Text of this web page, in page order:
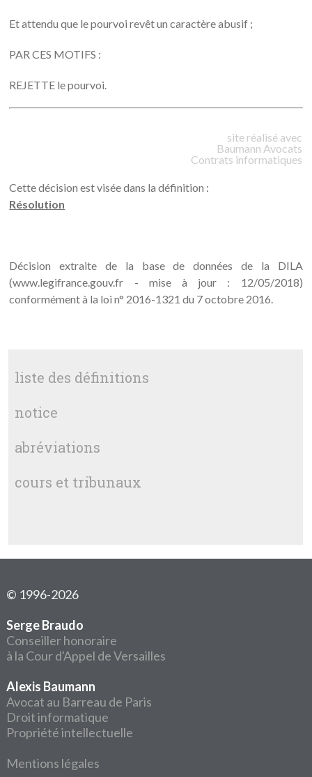
Et attendu que le pourvoi revêt un caractère abusif ;
PAR CES MOTIFS :
REJETTE le pourvoi.
site réalisé avec
Baumann Avocats
Contrats informatiques
Cette décision est visée dans la définition :
Résolution
Décision extraite de la base de données de la DILA
(www.legifrance.gouv.fr - mise à jour : 12/05/2018)
conformément à la loi n° 2016-1321 du 7 octobre 2016.
liste des définitions
notice
abréviations
cours et tribunaux
© 1996-2026
Serge Braudo
Conseiller honoraire
à la Cour d'Appel de Versailles
Alexis Baumann
Avocat au Barreau de Paris
Droit informatique
Propriété intellectuelle
Mentions légales